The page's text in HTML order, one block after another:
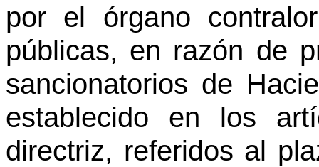
por el órgano
públicas, en razón de
sancionatorios de
establecido en los
directriz, referidos al